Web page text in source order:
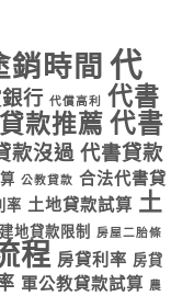
銷時間 代
行 代償高利
代書
款推薦 代書
款沒過 代書貸款
公教貸款 合法代書貸
率 土地貸款試算 土
建地貸款限制 房屋二胎條
程 房貸利率 房貸
軍公教貸款試算
農